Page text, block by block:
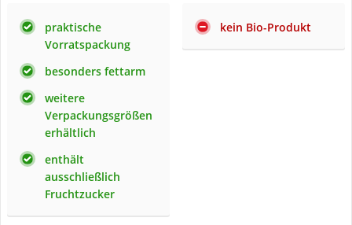
praktische
Vorratspackung
besonders fettarm
weitere
Verpackungsgrößen
erhältlich
enthält
ausschließlich
Fruchtzucker
kein Bio-Produkt